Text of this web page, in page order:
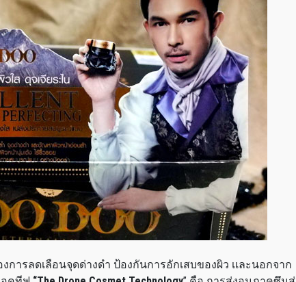
การลดเลือนจุดด่างดำ ป้องกันการอักเสบของผิว เเละนอกจาก